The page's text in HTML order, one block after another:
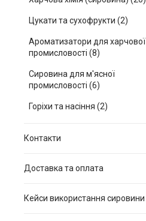
Цукати та сухофрукти (2)
Ароматизатори для харчової
промисловості (8)
Сировина для м'ясної
промисловості (6)
Горіхи та насіння (2)
Контакти
Доставка та оплата
Кейси використання сировини